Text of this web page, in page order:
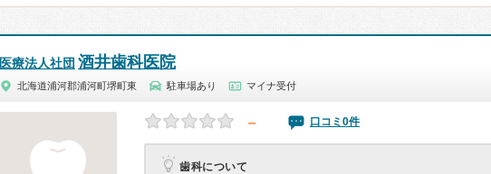
医療法人社団 酒井歯科医院
北海道浦河郡浦河町堺町東 駐車場あり マイナ受付
－ 口コミ0件
歯科について